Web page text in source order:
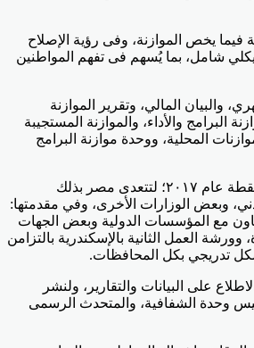
فيما يخص الموازنة، وفى رؤية الإصلاح
شامل، بما يُسهم فى تفهم المواطنين
والبيان المالي، وتقرير الموازنة
موازنة البرامج والأداء، والموازنة المستجيبة
المحلية، ووحدة موازنة البرامج
أوضحت أن هذا التحسن الملحوظ فى المؤشر العالمى لشفافية الموازنة يرجع أيضًا إلى ارتفاع مؤشر مشاركة الجمهور والتواصل المجتمعي إلى ١٥ نقطة مقارنة بـ ١١ نقطة عام ٢٠١٧؛ لتتعدى مصر بذلك
المدني، وبعض الوزارات الأخرى، وفي مقدمتها:
مع المؤسسات الدولية وبعض الجهات
العمل الثانية بالإسكندرية بالتزامن
تدريجي بكل المحافظات.
على البيانات والتقارير، ولنشر
وحدة الشفافية، والمتحدث الرسمى